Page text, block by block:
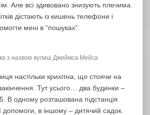
Але всі здивовано знизують плечима.
дістають із кишень телефони і
мені в “пошуках”.
з назвою вулиці Джеймса Мейса
настільки крихітна, що стоячи на
Тут усього… два будинки –
В одному розташована підстанція
допомоги, в іншому – дитячий садок.